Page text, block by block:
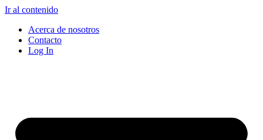
Ir al contenido
Acerca de nosotros
Contacto
Log In